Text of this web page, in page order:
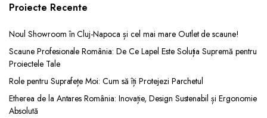
Proiecte Recente
Noul Showroom în Cluj-Napoca și cel mai mare Outlet de scaune!
Scaune Profesionale România: De Ce Lapel Este Soluția Supremă pentru
Proiectele Tale
Role pentru Suprafețe Moi: Cum să îți Protejezi Parchetul
Etherea de la Antares România: Inovație, Design Sustenabil și Ergonomie
Absolută